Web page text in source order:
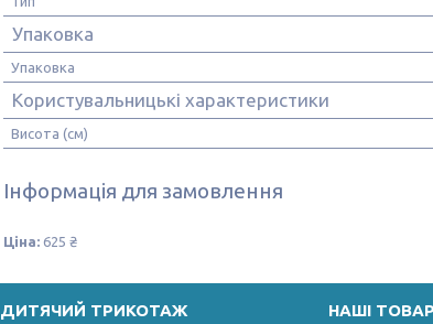
Упаковка
Упаковка
Користувальницькі характеристики
Висота (см)
Інформація для замовлення
Ціна: 625 ₴
ДИТЯЧИЙ ТРИКОТАЖ НАШІ